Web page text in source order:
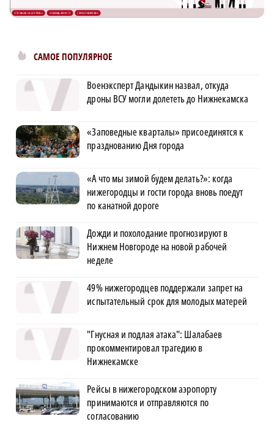
САМОЕ ПОПУЛЯРНОЕ
Военэксперт Дандыкин назвал, откуда
дроны ВСУ могли долететь до Нижнекамска
«Заповедные кварталы» присоединятся к
празднованию Дня города
«А что мы зимой будем делать?»: когда
нижегородцы и гости города вновь поедут
по канатной дороге
Дожди и похолодание прогнозируют в
Нижнем Новгороде на новой рабочей
неделе
49% нижегородцев поддержали запрет на
испытательный срок для молодых матерей
"Гнусная и подлая атака": Шалабаев
прокомментировал трагедию в
Нижнекамске
Рейсы в нижегородском аэропорту
принимаются и отправляются по
согласованию